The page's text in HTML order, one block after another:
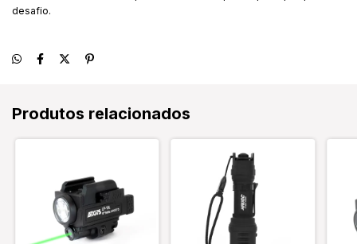
desafio.
Produtos relacionados